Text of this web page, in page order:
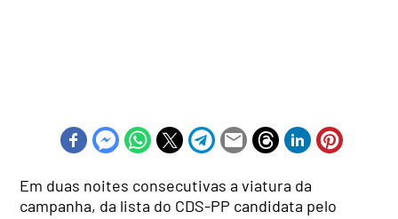
Em duas noites consecutivas a viatura da
campanha, da lista do CDS-PP candidata pelo